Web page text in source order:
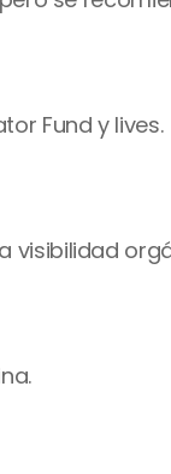
Fund y lives.
visibilidad